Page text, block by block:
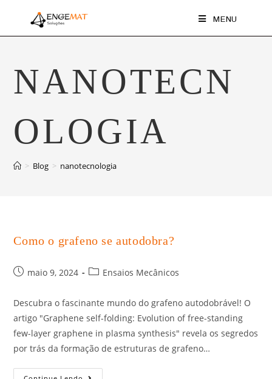
MENU
NANOTECN
OLOGIA
> Blog > nanotecnologia
Como o grafeno se autodobra?
maio 9, 2024 Ensaios Mecânicos
Descubra o fascinante mundo do grafeno autodobrável! O
artigo "Graphene self-folding: Evolution of free-standing
few-layer graphene in plasma synthesis" revela os segredos
por trás da formação de estruturas de grafeno…